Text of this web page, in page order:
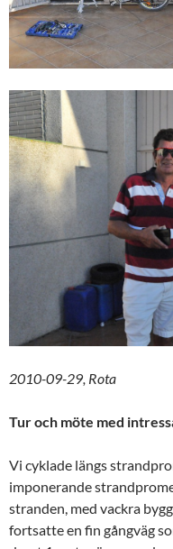
2010-09-29, Rota
Tur och möte med
Vi cyklade längs
imponerande
stranden, med vackra
fortsatte en fin gångväg